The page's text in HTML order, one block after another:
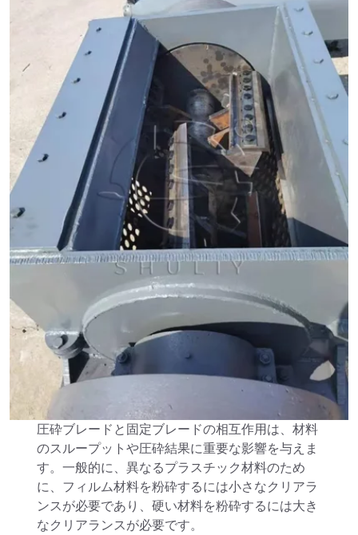
圧砕ブレードと固定ブレードの相互作用は、材料
のスループットや圧砕結果に重要な影響を与えま
す。一般的に、異なるプラスチック材料のため
に、フィルム材料を粉砕するには小さなクリアラ
ンスが必要であり、硬い材料を粉砕するには大き
なクリアランスが必要です。